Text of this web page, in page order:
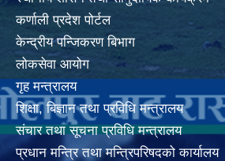
कर्णाली प्रदेश पोर्टल
केन्द्रीय पन्जिकरण बिभाग
लोकसेवा आयोग
गृह मन्त्रालय
शिक्षा, बिज्ञान तथा प्रविधि मन्त्रालय
संचार तथा सूचना प्रविधि मन्त्रालय
प्रधान मन्त्रि तथा मन्त्रिपरिषदको कार्यालय